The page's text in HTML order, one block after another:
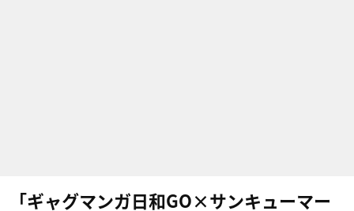
「ギャグマンガ日和GO×サンキューマー